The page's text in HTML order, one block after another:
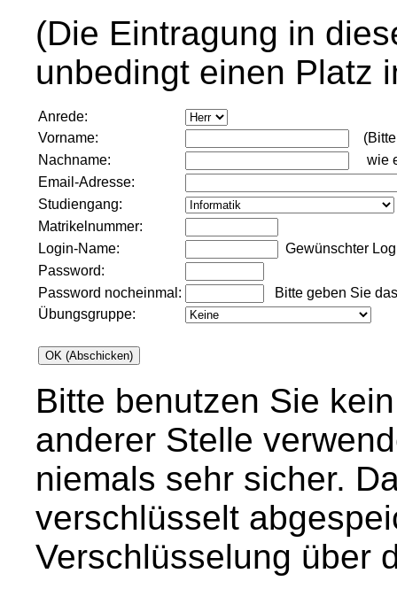
(Die Eintragung in
unbedingt einen Platz
Anrede:
Vorname:
(Bitte
Nachname:
wie
Email-Adresse:
Studiengang:
Matrikelnummer:
Login-Name:
Gewünschter
Password:
Password nocheinmal:
Bitte geben Sie
Übungsgruppe:
Bitte benutzen Sie
anderer Stelle
niemals sehr sicher.
verschlüsselt
Verschlüsselung über